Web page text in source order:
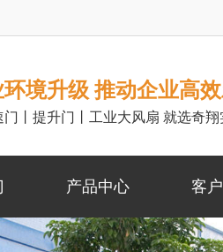
境升级 推动企业高
丨提升门丨工业大风扇 就选奇翔
产品中心 客